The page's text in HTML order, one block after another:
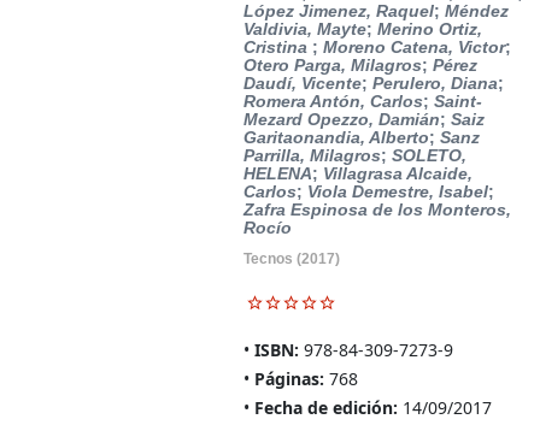
López Jimenez, Raquel; Méndez
Valdivia, Mayte; Merino Ortiz,
Cristina ; Moreno Catena, Victor;
Otero Parga, Milagros; Pérez
Daudí, Vicente; Perulero, Diana;
Romera Antón, Carlos; Saint-
Mezard Opezzo, Damián; Saiz
Garitaonandia, Alberto; Sanz
Parrilla, Milagros; SOLETO,
HELENA; Villagrasa Alcaide,
Carlos; Viola Demestre, Isabel;
Zafra Espinosa de los Monteros,
Rocío
Tecnos (2017)
ISBN: 978-84-309-7273-9
Páginas: 768
Fecha de edición: 14/09/2017